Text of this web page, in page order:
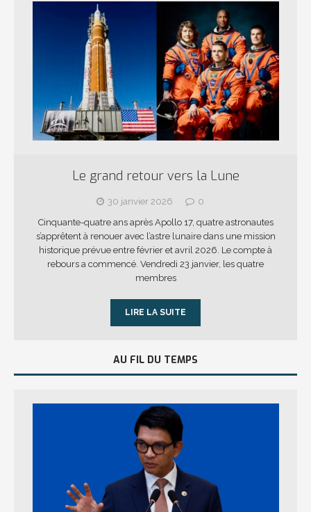
Le grand retour vers la Lune
30 janvier 2026
0
Cinquante-quatre ans après Apollo 17, quatre astronautes
s’apprêtent à renouer avec l’astre lunaire dans une mission
historique prévue entre février et avril 2026. Le compte à
rebours a commencé. Vendredi 23 janvier, les quatre
membres
LIRE LA SUITE
AU FIL DU TEMPS